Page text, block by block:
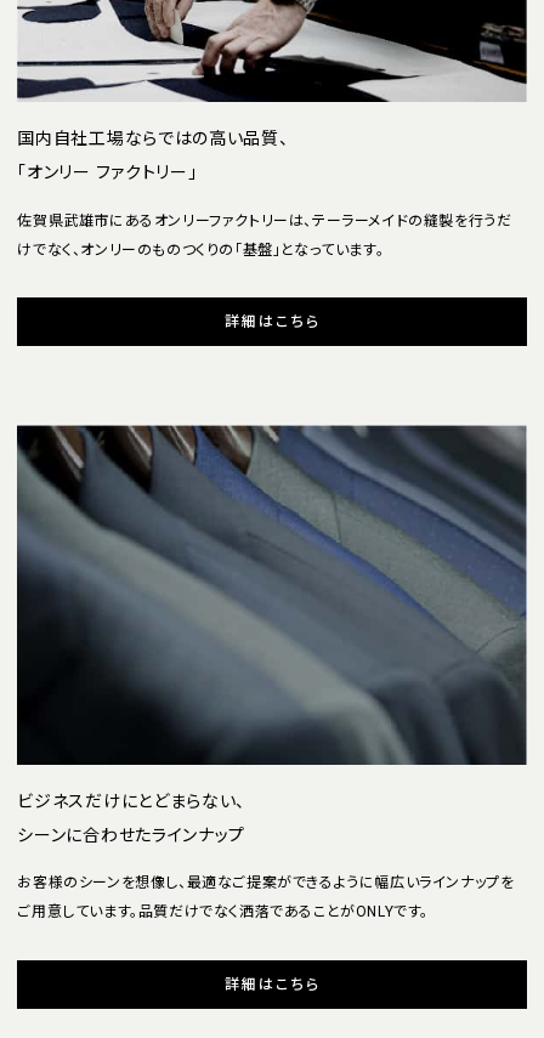
国内自社工場ならではの高い品質、
「オンリー ファクトリー」
佐賀県武雄市にあるオンリーファクトリーは、テーラーメイドの縫製を行うだ
けでなく、オンリーのものつくりの「基盤」となっています。
詳細はこちら
ビジネスだけにとどまらない、
シーンに合わせたラインナップ
お客様のシーンを想像し、最適なご提案ができるように幅広いラインナップを
ご用意しています。品質だけでなく洒落であることがONLYです。
詳細はこちら